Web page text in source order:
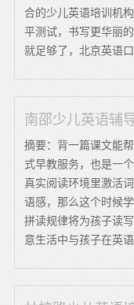
合的少儿英语培训机
平测试，书写更华丽
就足够了，北京英语
南邵少儿英语辅
摘要：背一篇课文能
式早教服务，也是一
真实阅读环境里激活
语感，那么这个时候
拼读规律将为孩子读
意生活中与孩子在英